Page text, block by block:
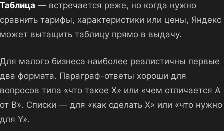
Таблица — встречается реже, но когда нужно
сравнить тарифы, характеристики или цены, Яндекс
может вытащить таблицу прямо в выдачу.
Для малого бизнеса наиболее реалистичны первые
два формата. Параграф-ответы хороши для
вопросов типа «что такое X» или «чем отличается A
от B». Списки — для «как сделать X» или «что нужно
для Y».